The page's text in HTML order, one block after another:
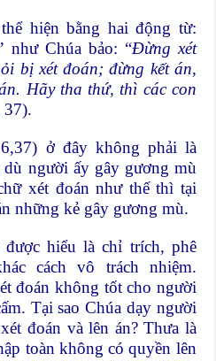
hiện bằng hai động từ:
như Chúa bảo: “Đừng xét
bị xét đoán; đừng kết án,
Hãy tha thứ, thì các con
37).
ở đây không phải là
người ấy gây gương mù
xét đoán như thế thì tại
những kẻ gây gương mù.
được hiểu là chỉ trích, phê
cách vô trách nhiệm.
đoán không tốt cho người
Tại sao Chúa dạy người
đoán và lên án? Thưa là
toàn không có quyền lên